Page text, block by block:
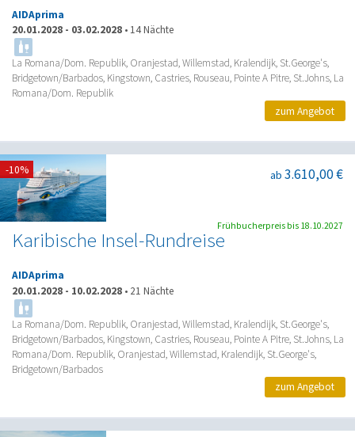
AIDAprima
20.01.2028 - 03.02.2028 • 14 Nächte
La Romana/Dom. Republik, Oranjestad, Willemstad, Kralendijk, St.George's,
Bridgetown/Barbados, Kingstown, Castries, Rouseau, Pointe A Pitre, St.Johns, La
Romana/Dom. Republik
zum Angebot
Karibische Insel-Rundreise
ab 3.610,00 €
AIDAprima
20.01.2028 - 10.02.2028 • 21 Nächte
La Romana/Dom. Republik, Oranjestad, Willemstad, Kralendijk, St.George's,
Bridgetown/Barbados, Kingstown, Castries, Rouseau, Pointe A Pitre, St.Johns, La
Romana/Dom. Republik, Oranjestad, Willemstad, Kralendijk, St.George's,
Bridgetown/Barbados
-10%
Frühbucherpreis bis 18.10.2027
zum Angebot